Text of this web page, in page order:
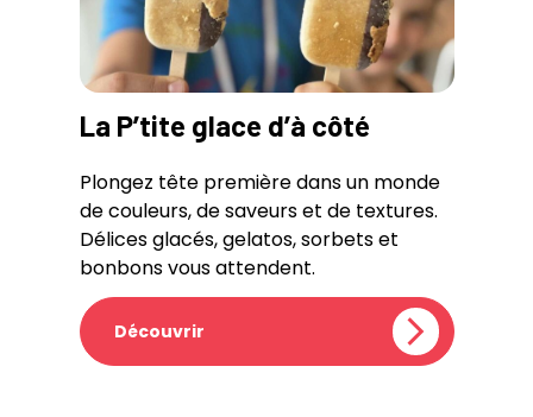
La P’tite glace d’à côté
Plongez tête première dans un monde
de couleurs, de saveurs et de textures.
Délices glacés, gelatos, sorbets et
bonbons vous attendent.
Découvrir